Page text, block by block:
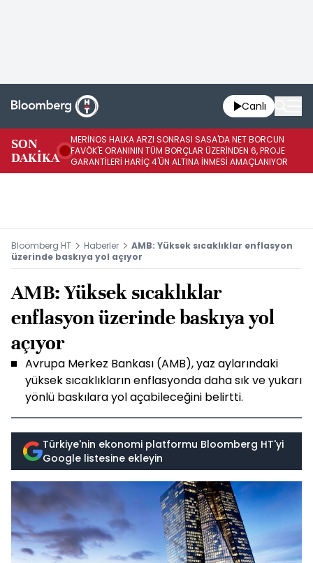
Canlı
SON
DAKİKA
MERİNOS HALKA ARZI SONRASI SASA'DA NET BORCUN
FAVÖK'E ORANININ TÜM BORÇLAR ÜZERİNDEN 6, PROJE
GARANTİLERİ HARİÇ 4'ÜN ALTINA İNMESİ AMAÇLANIYOR
Bloomberg HT Haberler
AMB: Yüksek sıcaklıklar enflasyon
üzerinde baskıya yol açıyor
AMB: Yüksek sıcaklıklar
enflasyon üzerinde baskıya yol
açıyor
Avrupa Merkez Bankası (AMB), yaz aylarındaki
yüksek sıcaklıkların enflasyonda daha sık ve yukarı
yönlü baskılara yol açabileceğini belirtti.
Türkiye'nin ekonomi platformu Bloomberg HT'yi
Google listesine ekleyin